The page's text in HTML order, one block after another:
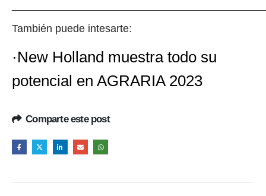
También puede intesarte:
·New Holland muestra todo su
potencial en AGRARIA 2023
Comparte este post